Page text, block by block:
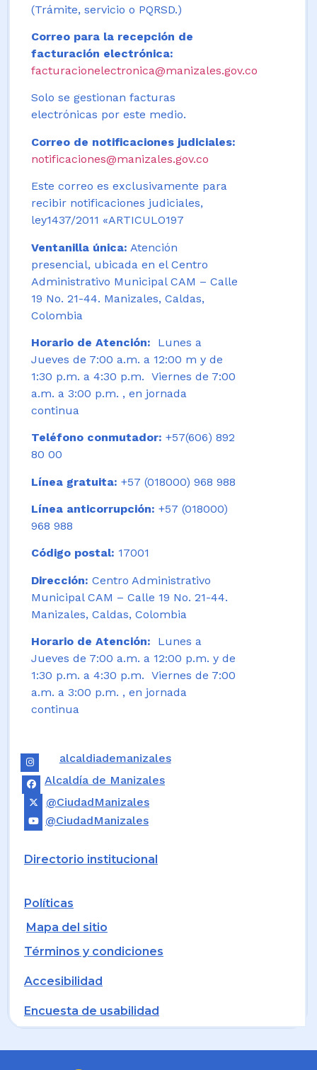
(Trámite, servicio o PQRSD.)
Correo para la recepción de
facturación electrónica:
facturacionelectronica@manizales.gov.co
Solo se gestionan facturas
electrónicas por este medio.
Correo de notificaciones judiciales:
notificaciones@manizales.gov.co
Este correo es exclusivamente para
recibir notificaciones judiciales,
ley1437/2011 «ARTICULO197
Ventanilla única: Atención
presencial, ubicada en el Centro
Administrativo Municipal CAM – Calle
19 No. 21-44. Manizales, Caldas,
Colombia
Horario de Atención:
Lunes a
Jueves de 7:00 a.m. a 12:00 m y de
1:30 p.m. a 4:30 p.m. Viernes de 7:00
a.m. a 3:00 p.m. , en jornada
continua
Teléfono conmutador: +57(606) 892
80 00
Línea gratuita: +57 (018000) 968 988
Línea anticorrupción: +57 (018000)
968 988
Código postal: 17001
Dirección: Centro Administrativo
Municipal CAM – Calle 19 No. 21-44.
Manizales, Caldas, Colombia
Horario de Atención: Lunes a
Jueves de 7:00 a.m. a 12:00 p.m. y de
1:30 p.m. a 4:30 p.m. Viernes de 7:00
a.m. a 3:00 p.m. , en jornada
continua
alcaldiademanizales
Alcaldía de Manizales
@CiudadManizales
@CiudadManizales
Directorio institucional
Políticas
Mapa del sitio
Términos y condiciones
Accesibilidad
Encuesta de usabilidad